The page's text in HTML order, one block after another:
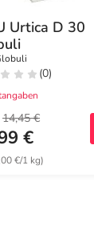
Urtica D 30
(0)
14,45 €
€
€/1 kg)